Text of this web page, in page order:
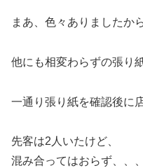
まあ、色々ありました
他にも相変わらずの張り
一通り張り紙を確認後に
先客は2人いたけど、
混み合ってはおらず、、、